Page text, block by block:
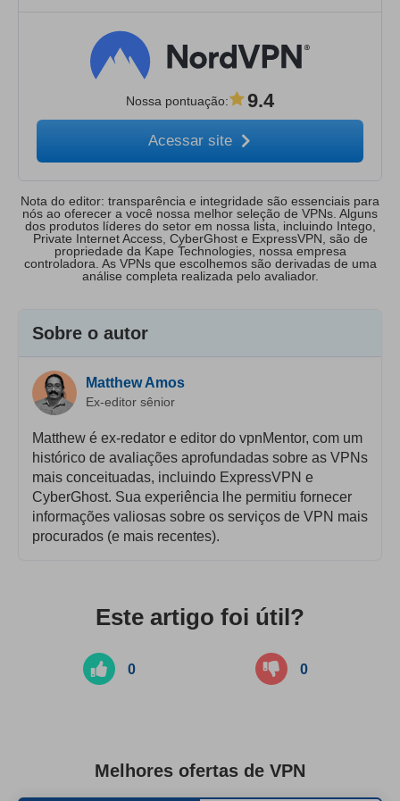
Nossa pontuação: 9.4
Acessar site
Nota do editor: transparência e integridade são essenciais para
nós ao oferecer a você nossa melhor seleção de VPNs. Alguns
dos produtos líderes do setor em nossa lista, incluindo Intego,
Private Internet Access, CyberGhost e ExpressVPN, são de
propriedade da Kape Technologies, nossa empresa
controladora. As VPNs que escolhemos são derivadas de uma
análise completa realizada pelo avaliador.
Sobre o autor
Matthew Amos
Ex-editor sênior
Matthew é ex-redator e editor do vpnMentor, com um
histórico de avaliações aprofundadas sobre as VPNs
mais conceituadas, incluindo ExpressVPN e
CyberGhost. Sua experiência lhe permitiu fornecer
informações valiosas sobre os serviços de VPN mais
procurados (e mais recentes).
Este artigo foi útil?
0 0
Melhores ofertas de VPN